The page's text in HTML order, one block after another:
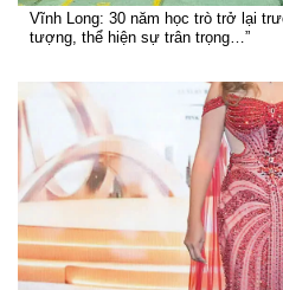
Vĩnh Long: 30 năm học trò trở lại
tượng, thể hiện sự trân trọng…”